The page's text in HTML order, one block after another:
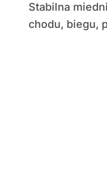
Stabilna miednica to fundament efektywnego i bezpiecznego ruchu — wpływa na jakość
chodu, biegu,